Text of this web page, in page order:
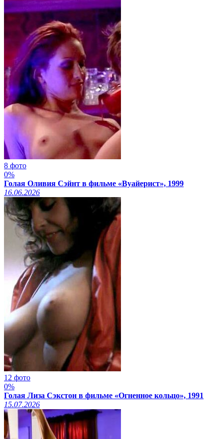
8 фото
0%
Голая Оливия Сэйнт в фильме «Вуайерист», 1999
16.06.2026
12 фото
0%
Голая Лиза Сэкстон в фильме «Огненное кольцо», 1991
15.07.2026